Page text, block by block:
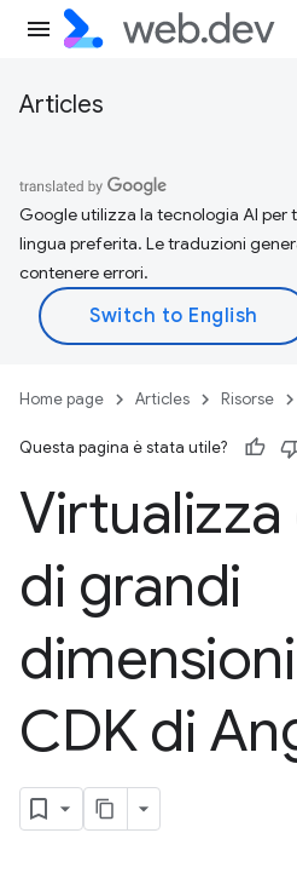
Articles
Google utilizza la tecnologia AI per
lingua preferita. Le traduzioni
contenere errori.
Home page Articles Risorse
Questa pagina è stata utile?
di grandi
CDK di